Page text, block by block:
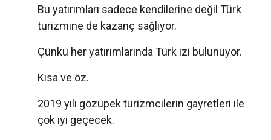
Bu yatırımları sadece kendilerine değil Türk
turizmine de kazanç sağlıyor.
Çünkü her yatırımlarında Türk izi bulunuyor.
Kısa ve öz.
2019 yılı gözüpek turizmcilerin gayretleri ile
çok iyi geçecek.